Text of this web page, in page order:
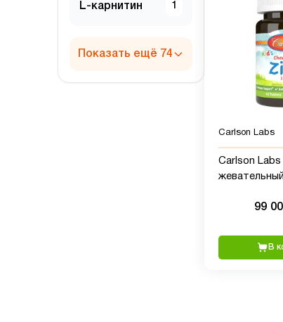
L-карнитин 1
Показать ещё 74
Carlson Labs
Carlson
99
В